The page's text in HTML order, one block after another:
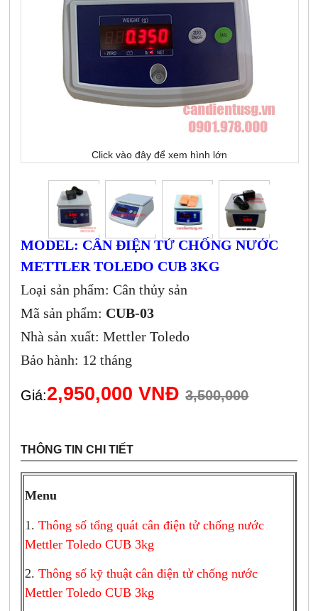
Click vào đây để xem hình lớn
MODEL: CÂN ĐIỆN TỬ CHỐNG NƯỚC
METTLER TOLEDO CUB 3KG
Loại sản phẩm: Cân thủy sản
Mã sản phẩm: CUB-03
Nhà sản xuất: Mettler Toledo
Bảo hành: 12 tháng
Giá:2,950,000 VNĐ3,500,000
THÔNG TIN CHI TIẾT
Menu
1.Thông số tổng quát cân điện tử chống nước
Mettler Toledo CUB 3kg
2.Thông số kỹ thuật cân điện tử chống nước
Mettler Toledo CUB 3kg